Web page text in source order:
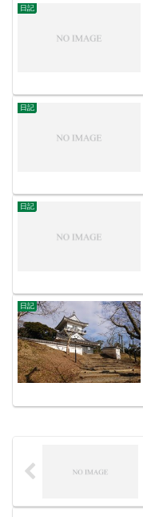
日記
日記
日記
日記